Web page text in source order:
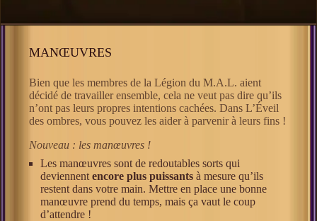
MANŒUVRES
Bien que les membres de la Légion du M.A.L. aient
décidé de travailler ensemble, cela ne veut pas dire qu’ils
n’ont pas leurs propres intentions cachées. Dans L’Éveil
des ombres, vous pouvez les aider à parvenir à leurs fins !
Nouveau : les manœuvres !
Les manœuvres sont de redoutables sorts qui
deviennentencore plus puissants à mesure qu’ils
restent dans votre main. Mettre en place une bonne
manœuvre prend du temps, mais ça vaut le coup
d’attendre !